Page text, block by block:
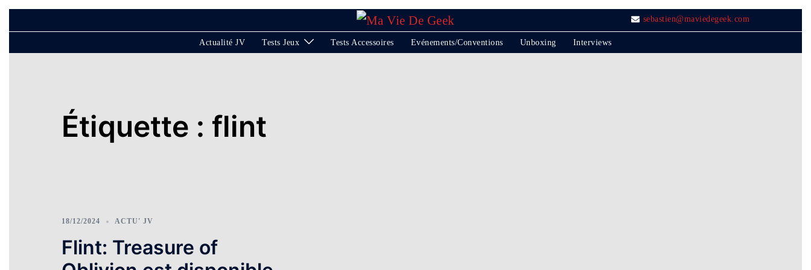
sebastien@maviedegeek.com
Actualité JV Tests Jeux Tests Accessoires Evénements/Conventions Unboxing Interviews
Étiquette : flint
18/12/2024 ACTU' JV
Flint: Treasure of